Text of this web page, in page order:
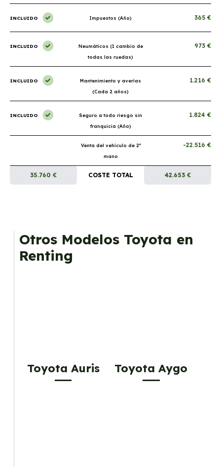
INCLUIDO Impuestos (Año) 365 €
INCLUIDO
Neumáticos (1 cambio de
todas las ruedas)
973 €
INCLUIDO
Mantenimiento y averías
(Cada 2 años)
1.216 €
INCLUIDO
Seguro a todo riesgo sin
franquicia (Año)
1.824 €
Venta del vehículo de 2ª
mano
-22.516 €
35.760 € COSTE TOTAL 42.653 €
Otros Modelos Toyota en
Renting
Toyota Auris Toyota Aygo